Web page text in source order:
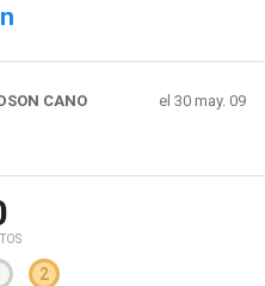
CANO el 30 may. 09
2